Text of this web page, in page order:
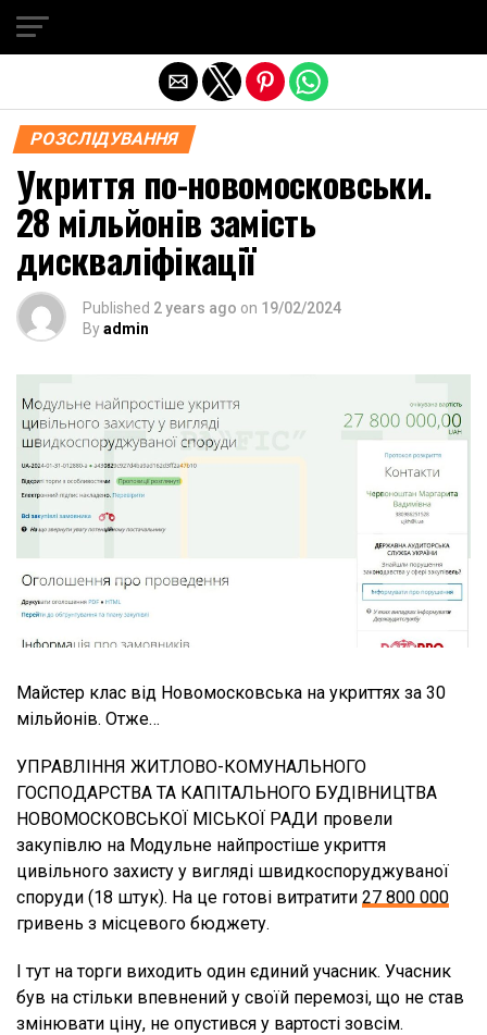
РОЗСЛІДУВАННЯ
Укриття по-новомосковськи.
28 мільйонів замість
дискваліфікації
Published 2 years ago on 19/02/2024
Byadmin
Майстер клас від Новомосковська на укриттях за 30
мільйонів. Отже…
УПРАВЛІННЯ ЖИТЛОВО-КОМУНАЛЬНОГО
ГОСПОДАРСТВА ТА КАПІТАЛЬНОГО БУДІВНИЦТВА
НОВОМОСКОВСЬКОЇ МІСЬКОЇ РАДИ провели
закупівлю на Модульне найпростіше укриття
цивільного захисту у вигляді швидкоспоруджуваної
споруди (18 штук). На це готові витратити 27 800 000
гривень з місцевого бюджету.
І тут на торги виходить один єдиний учасник. Учасник
був на стільки впевнений у своїй перемозі, що не став
змінювати ціну, не опустився у вартості зовсім.